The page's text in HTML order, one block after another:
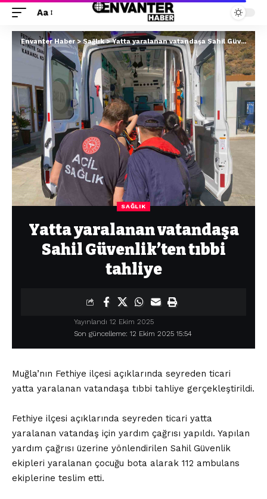
Aa
Envanter Haber>Sağlık>Yatta yaralanan vatandaşa Sahil Güvenlik’ten tıbbi tahliye
SAĞLIK
Yatta yaralanan vatandaşa
Sahil Güvenlik’ten tıbbi
tahliye
Son güncelleme: 12 Ekim 2025 15:54
Yayınlandı 12 Ekim 2025
Muğla’nın Fethiye ilçesi açıklarında seyreden ticari
yatta yaralanan vatandaşa tıbbi tahliye gerçekleştirildi.
Fethiye ilçesi açıklarında seyreden ticari yatta
yaralanan vatandaş için yardım çağrısı yapıldı. Yapılan
yardım çağrısı üzerine yönlendirilen Sahil Güvenlik
ekipleri yaralanan çocuğu bota alarak 112 ambulans
ekiplerine teslim etti.